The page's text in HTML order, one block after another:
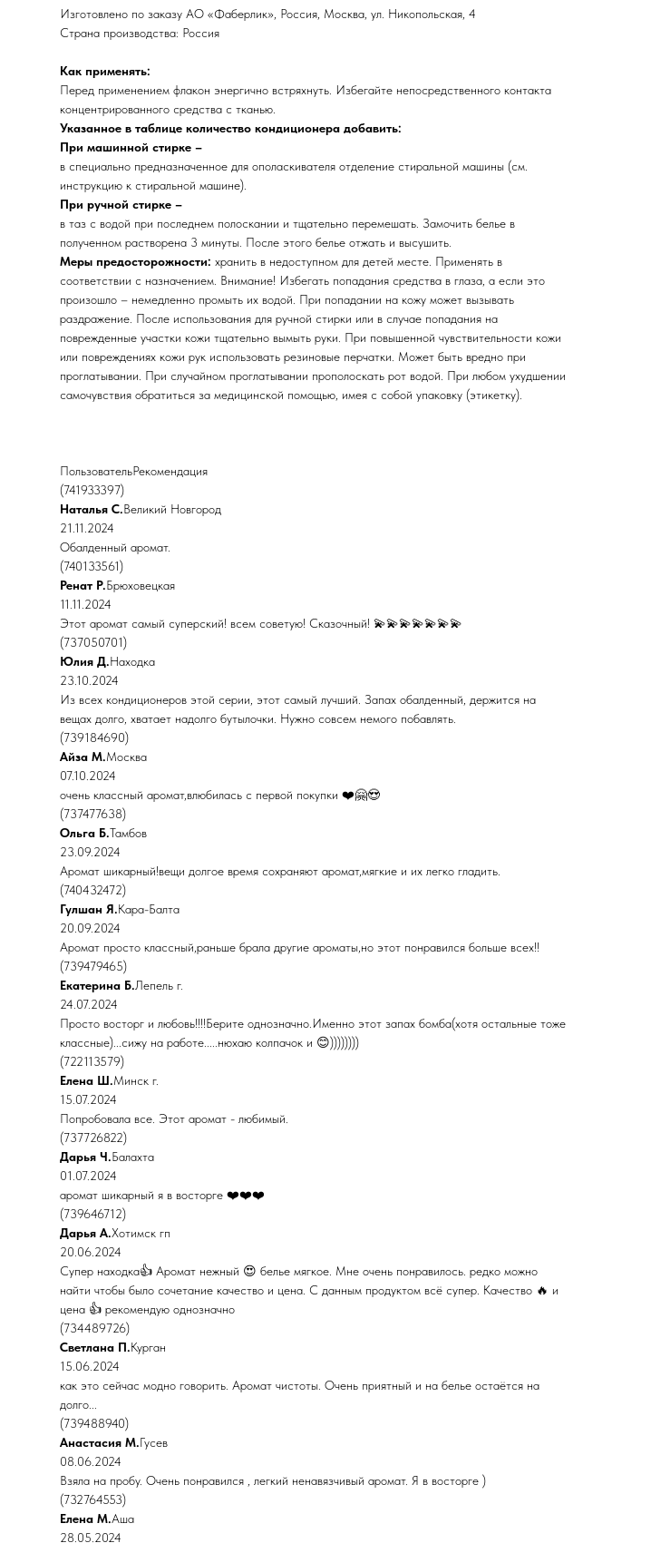
Изготовлено по заказу АО «Фаберлик», Россия, Москва, ул. Никопольская, 4
Страна производства: Россия
Как применять:
Перед применением флакон энергично встряхнуть. Избегайте непосредственного контакта
концентрированного средства с тканью.
Указанное в таблице количество кондиционера добавить:
При машинной стирке –
в специально предназначенное для ополаскивателя отделение стиральной машины (см.
инструкцию к стиральной машине).
При ручной стирке –
в таз с водой при последнем полоскании и тщательно перемешать. Замочить белье в
полученном растворена 3 минуты. После этого белье отжать и высушить.
Меры предосторожности: хранить в недоступном для детей месте. Применять в
соответствии с назначением. Внимание! Избегать попадания средства в глаза, а если это
произошло – немедленно промыть их водой. При попадании на кожу может вызывать
раздражение. После использования для ручной стирки или в случае попадания на
поврежденные участки кожи тщательно вымыть руки. При повышенной чувствительности кожи
или повреждениях кожи рук использовать резиновые перчатки. Может быть вредно при
проглатывании. При случайном проглатывании прополоскать рот водой. При любом ухудшении
самочувствия обратиться за медицинской помощью, имея с собой упаковку (этикетку).
ПользовательРекомендация
(741933397)
Наталья С.Великий Новгород
21.11.2024
Обалденный аромат.
(740133561)
Ренат Р.Брюховецкая
11.11.2024
Этот аромат самый суперский! всем советую! Сказочный! 💫💫💫💫💫💫💫
(737050701)
Юлия Д.Находка
23.10.2024
Из всех кондиционеров этой серии, этот самый лучший. Запах обалденный, держится на
вещах долго, хватает надолго бутылочки. Нужно совсем немого побавлять.
(739184690)
Айза М.Москва
07.10.2024
очень классный аромат,влюбилась с первой покупки ❤️🤗😍
(737477638)
Ольга Б.Тамбов
23.09.2024
Аромат шикарный!вещи долгое время сохраняют аромат,мягкие и их легко гладить.
(740432472)
Гулшан Я.Кара-Балта
20.09.2024
Аромат просто классный,раньше брала другие ароматы,но этот понравился больше всех!!
(739479465)
Екатерина Б.Лепель г.
24.07.2024
Просто восторг и любовь!!!!Берите однозначно.Именно этот запах бомба(хотя остальные тоже
классные)...сижу на работе.....нюхаю колпачок и 😊))))))))
(722113579)
Елена Ш.Минск г.
15.07.2024
Попробовала все. Этот аромат - любимый.
(737726822)
Дарья Ч.Балахта
01.07.2024
аромат шикарный я в восторге ❤️❤️❤️
(739646712)
Дарья А.Хотимск гп
20.06.2024
Супер находка👍 Аромат нежный 😍 белье мягкое. Мне очень понравилось. редко можно
найти чтобы было сочетание качество и цена. С данным продуктом всё супер. Качество 🔥 и
цена 👍 рекомендую однозначно
(734489726)
Светлана П.Курган
15.06.2024
как это сейчас модно говорить. Аромат чистоты. Очень приятный и на белье остаётся на
долго...
(739488940)
Анастасия М.Гусев
08.06.2024
Взяла на пробу. Очень понравился , легкий ненавязчивый аромат. Я в восторге )
(732764553)
Елена М.Аша
28.05.2024